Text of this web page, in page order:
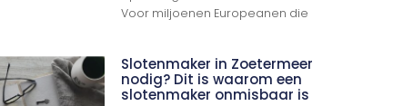
Voor miljoenen Europeanen die
Slotenmaker in Zoetermeer
nodig? Dit is waarom een
slotenmaker onmisbaar is